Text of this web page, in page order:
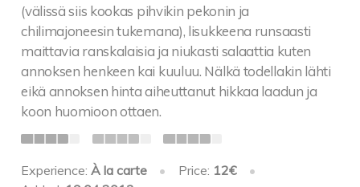
(välissä siis kookas pihvikin pekonin ja
chilimajoneesin tukemana), lisukkeena runsaasti
maittavia ranskalaisia ja niukasti salaattia kuten
annoksen henkeen kai kuuluu. Nälkä todellakin lähti
eikä annoksen hinta aiheuttanut hikkaa laadun ja
koon huomioon ottaen.
Experience:À la carte • Price: 12€
•